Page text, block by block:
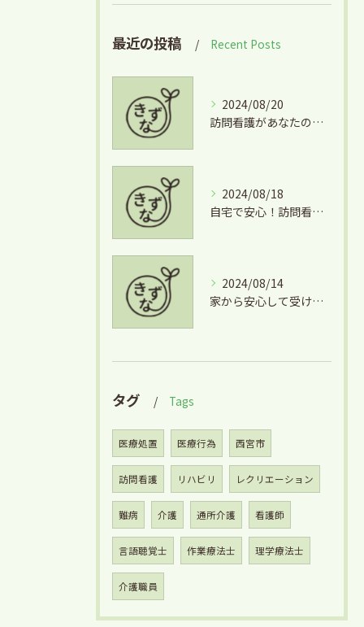
最近の投稿 Recent Posts
2024/08/20
訪問看護があなたの生活を支える理由
2024/08/18
自宅で安心！訪問看護のサポートとは
2024/08/14
家から安心して受ける訪問看護の魅力
タグ Tags
医療処置 医療行為 西宮市
訪問看護 リハビリ レクリエーション
難病 介護 通所介護 看護師
言語聴覚士 作業療法士 理学療法士
介護職員